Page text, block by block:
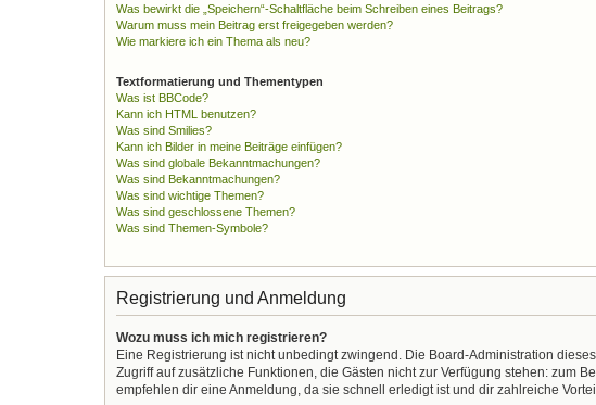
Was bewirkt die „Speichern“-Schaltfläche beim Schreiben eines Beitrags?
Warum muss mein Beitrag erst freigegeben werden?
Wie markiere ich ein Thema als neu?
Textformatierung und Thementypen
Was ist BBCode?
Kann ich HTML benutzen?
Was sind Smilies?
Kann ich Bilder in meine Beiträge einfügen?
Was sind globale Bekanntmachungen?
Was sind Bekanntmachungen?
Was sind wichtige Themen?
Was sind geschlossene Themen?
Was sind Themen-Symbole?
Registrierung und Anmeldung
Wozu muss ich mich registrieren?
Eine Registrierung ist nicht unbedingt zwingend. Die Board-Administration
Zugriff auf zusätzliche Funktionen, die Gästen nicht zur Verfügung stehen: zum
empfehlen dir eine Anmeldung, da sie schnell erledigt ist und dir zahlreiche